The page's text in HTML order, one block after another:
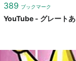
389 ブックマーク
YouTube - グレート